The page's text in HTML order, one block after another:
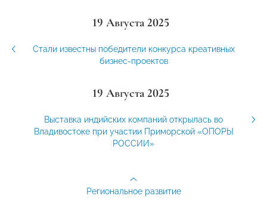
19 Августа 2025
Стали известны победители конкурса креативных
бизнес-проектов
19 Августа 2025
Выставка индийских компаний открылась во
Владивостоке при участии Приморской «ОПОРЫ
РОССИИ»
Региональное развитие